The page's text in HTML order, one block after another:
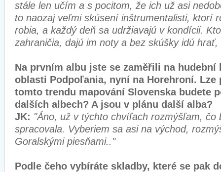
stále len učím a s pocitom, že ich už asi
to naozaj veľmi skúsení inštrumentalisti, ktorí
robia, a každý deň sa udržiavajú v kondícii.
zahraničia, dajú im noty a bez skúšky idú
Na prvním albu jste se zaměřili na
oblasti Podpoľania, nyní na Horehroní. Lze
tomto trendu mapování Slovenska budete
dalších albech? A jsou v plánu další alba?
JK: "Áno, už v týchto chvíľach rozmýšľam, čo
spracovala. Vyberiem sa asi na východ,
Goralskými piesňami.."
Podle čeho vybíráte skladby, které se pak